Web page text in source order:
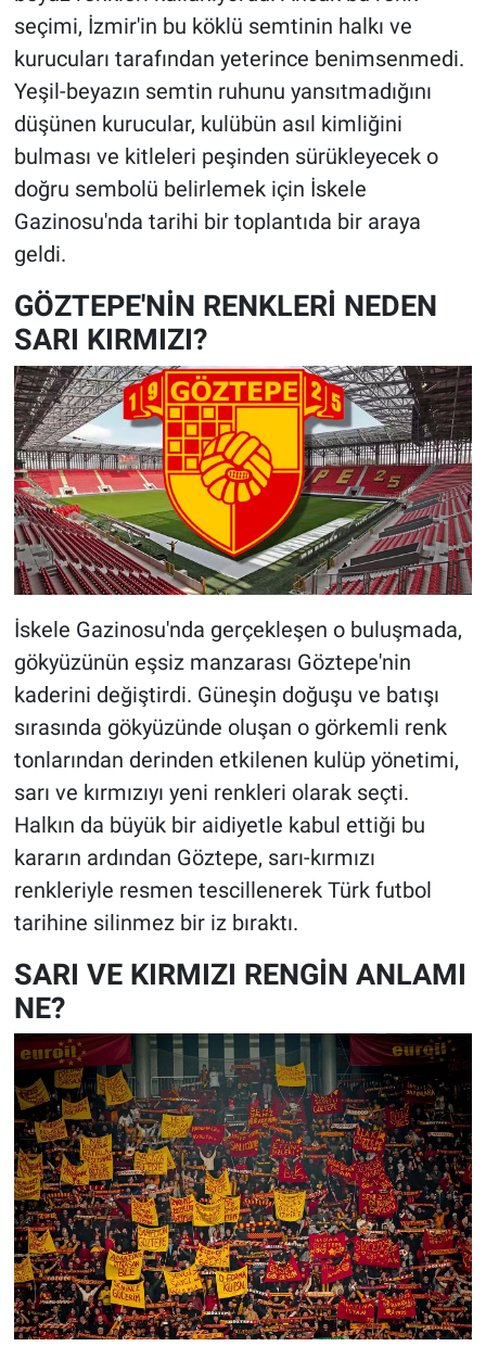
seçimi, İzmir'in bu köklü semtinin halkı ve
kurucuları tarafından yeterince benimsenmedi.
Yeşil-beyazın semtin ruhunu yansıtmadığını
düşünen kurucular, kulübün asıl kimliğini
bulması ve kitleleri peşinden sürükleyecek o
doğru sembolü belirlemek için İskele
Gazinosu'nda tarihi bir toplantıda bir araya
geldi.
GÖZTEPE'NİN RENKLERİ NEDEN
SARI KIRMIZI?
İskele Gazinosu'nda gerçekleşen o buluşmada,
gökyüzünün eşsiz manzarası Göztepe'nin
kaderini değiştirdi. Güneşin doğuşu ve batışı
sırasında gökyüzünde oluşan o görkemli renk
tonlarından derinden etkilenen kulüp yönetimi,
sarı ve kırmızıyı yeni renkleri olarak seçti.
Halkın da büyük bir aidiyetle kabul ettiği bu
kararın ardından Göztepe, sarı-kırmızı
renkleriyle resmen tescillenerek Türk futbol
tarihine silinmez bir iz bıraktı.
SARI VE KIRMIZI RENGİN ANLAMI
NE?